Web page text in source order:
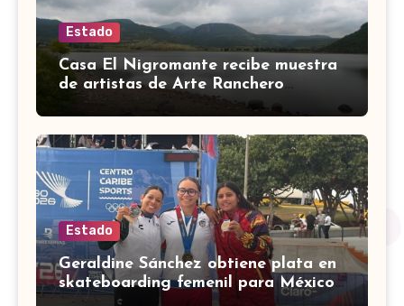
Estado
Casa El Nigromante recibe muestra
de artistas de Arte Ranchero
Estado
Geraldine Sánchez obtiene plata en
skateboarding femenil para México
en los Centroamericanos 2026